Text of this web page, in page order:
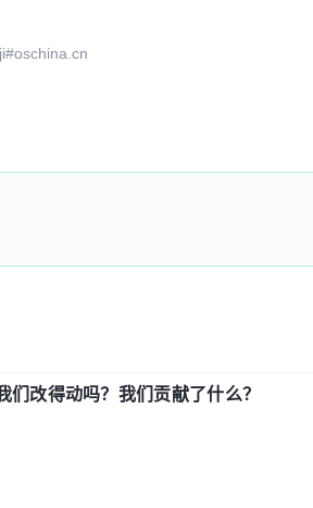
改得动吗？我们贡献了什么？